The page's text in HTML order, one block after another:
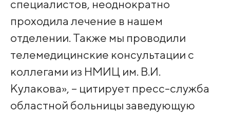
специалистов, неоднократно
проходила лечение в нашем
отделении. Также мы проводили
телемедицинские консультации с
коллегами из НМИЦ им. В.И.
Кулакова», – цитирует пресс-служба
областной больницы заведующую